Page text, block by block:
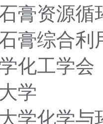
膏资源
膏综合利
化工学会
学
学化学与